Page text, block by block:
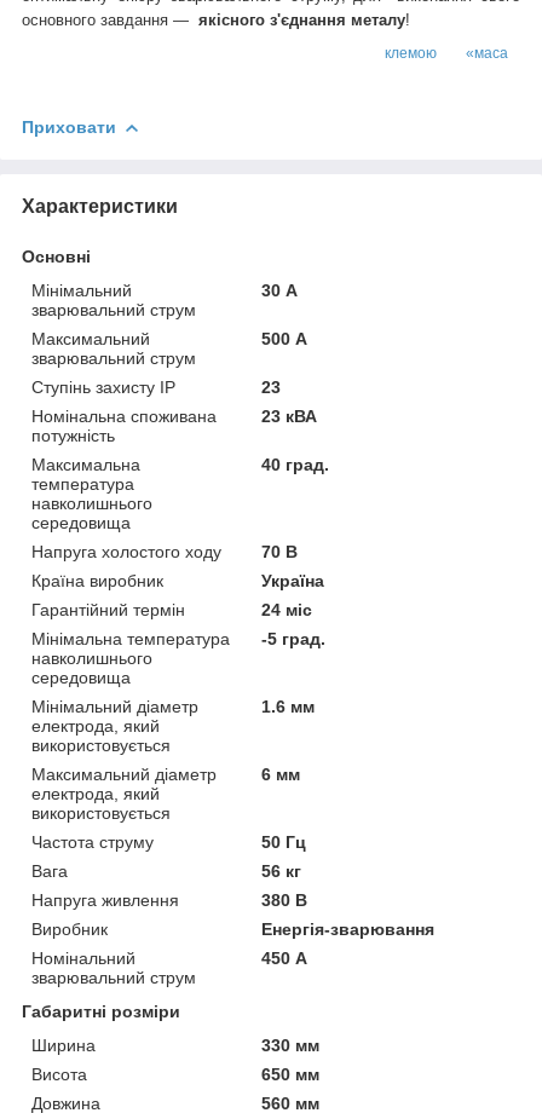
основного завдання — якісного з'єднання металу!
клемою «маса
Приховати
Характеристики
Основні
Мінімальний
зварювальний струм
30 А
Максимальний
зварювальний струм
500 А
Ступінь захисту IP
23
Номінальна споживана
потужність
23 кВА
Максимальна
температура
навколишнього
середовища
40 град.
Напруга холостого ходу
70 В
Країна виробник
Україна
Гарантійний термін
24 міс
Мінімальна температура
навколишнього
середовища
-5 град.
Мінімальний діаметр
електрода, який
використовується
1.6 мм
Максимальний діаметр
електрода, який
використовується
6 мм
Частота струму
50 Гц
Вага
56 кг
Напруга живлення
380 В
Виробник
Енергія-зварювання
Номінальний
зварювальний струм
450 А
Габаритні розміри
Ширина
330 мм
Висота
650 мм
Довжина
560 мм